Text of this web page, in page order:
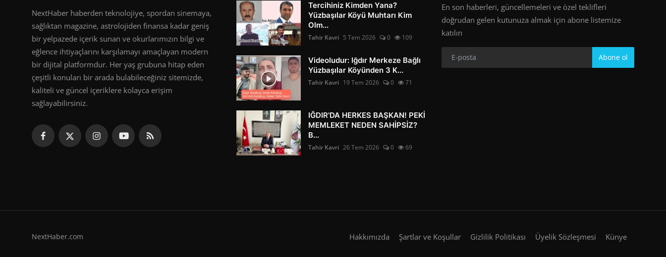
NextHaber haberden teknolojiye, spordan sinemaya,
sağlıktan magazine, astrolojiden finansa kadar geniş
bir yelpazede içerik sunan ve okurlarımızın bilgi ve
eğlence ihtiyaçlarını karşılamayı amaçlayan modern
bir dijital platformdur. Her yaş grubuna hitap eden
çeşitli konuları bir arada bulabileceğiniz sitemizde,
kaliteli ve güncel içeriklere kolayca erişim
sağlayabilirsiniz.
Tercihiniz Kimden Yana?
Yüzbaşılar Köyü Muhtarı Kim
Olm...
Tahir Kavri 5 Tem 2026 0 109
Videoludur: Iğdır Merkeze Bağlı
Yüzbaşılar Köyünden 3 K...
Tahir Kavri 19 Tem 2026 0 71
IĞDIR'DA HERKES BAŞKAN! PEKİ
MEMLEKET NEDEN SAHİPSİZ?
B...
Tahir Kavri 26 Tem 2026 0 69
En son haberleri, güncellemeleri ve özel teklifleri
doğrudan gelen kutunuza almak için abone listemize
katılın
Abone ol
NextHaber.com Hakkımızda Şartlar ve Koşullar Gizlilik Politikası Üyelik Sözleşmesi Künye